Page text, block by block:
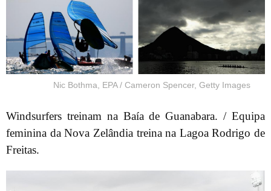
Nic Bothma, EPA / Cameron Spencer, Getty Images
Windsurfers treinam na Baía de Guanabara. / Equipa
feminina da Nova Zelândia treina na Lagoa Rodrigo de
Freitas.